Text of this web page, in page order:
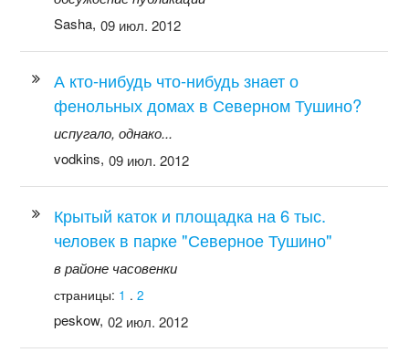
Sasha, 09 июл. 2012
А кто-нибудь что-нибудь знает о
фенольных домах в Северном Тушино?
испугало, однако...
vodkins, 09 июл. 2012
Крытый каток и площадка на 6 тыс.
человек в парке "Северное Тушино"
в районе часовенки
страницы: 1 .2
peskow, 02 июл. 2012